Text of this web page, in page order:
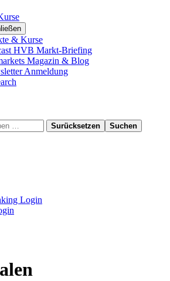
& Kurse
HVB Markt-Briefing
Magazin & Blog
Anmeldung
Surücksetzen
Suchen
Login